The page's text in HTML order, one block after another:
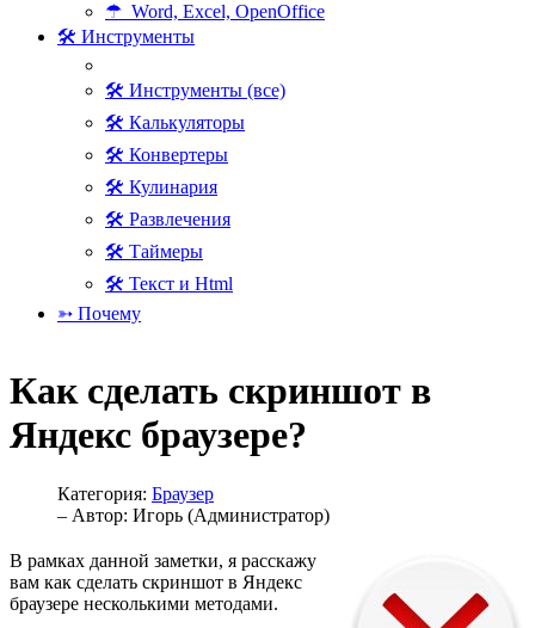
☂ Word, Excel, OpenOffice
🛠 Инструменты
🛠 Инструменты (все)
🛠 Калькуляторы
🛠 Конвертеры
🛠 Кулинария
🛠 Развлечения
🛠 Таймеры
🛠 Текст и Html
➳ Почему
Как сделать скриншот в
Яндекс браузере?
Категория: Браузер
– Автор: Игорь (Администратор)
В рамках данной заметки, я расскажу
вам как сделать скриншот в Яндекс
браузере несколькими методами.